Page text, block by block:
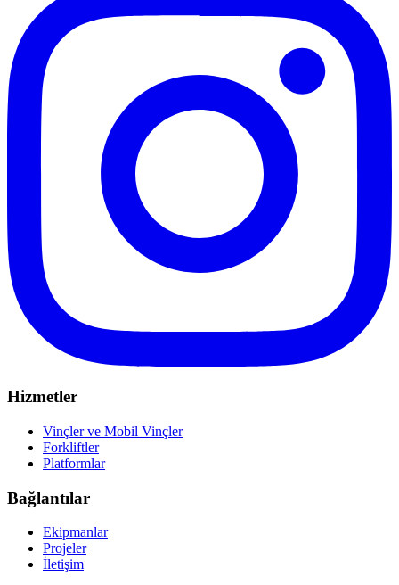
Hizmetler
Vinçler ve Mobil Vinçler
Forkliftler
Platformlar
Bağlantılar
Ekipmanlar
Projeler
İletişim